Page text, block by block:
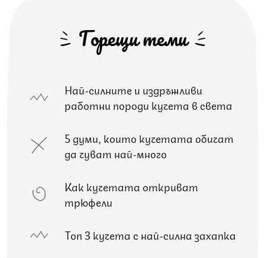
Горещи теми
Най-силните и издръжливи
работни породи кучета в света
5 думи, които кучетата обичат
да чуват най-много
Как кучетата откриват
трюфели
Топ 3 кучета с най-силна захапка